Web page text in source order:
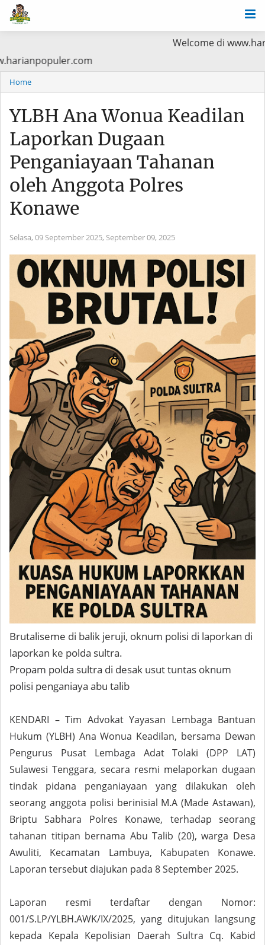
Welcome di
di www.harianpopuler.com
Home
YLBH Ana Wonua Keadilan
Laporkan Dugaan
Penganiayaan Tahanan
oleh Anggota Polres
Konawe
Selasa, 09 September 2025, September 09, 2025
Brutaliseme di balik jeruji, oknum polisi di laporkan di
laporkan ke polda sultra.
Propam polda sultra di desak usut tuntas oknum
polisi penganiaya abu talib
KENDARI – Tim Advokat Yayasan Lembaga Bantuan
Hukum (YLBH) Ana Wonua Keadilan, bersama Dewan
Pengurus Pusat Lembaga Adat Tolaki (DPP LAT)
Sulawesi Tenggara, secara resmi melaporkan dugaan
tindak pidana penganiayaan yang dilakukan oleh
seorang anggota polisi berinisial M.A (Made Astawan),
Briptu Sabhara Polres Konawe, terhadap seorang
tahanan titipan bernama Abu Talib (20), warga Desa
Awuliti, Kecamatan Lambuya, Kabupaten Konawe.
Laporan tersebut diajukan pada 8 September 2025.
Laporan resmi terdaftar dengan Nomor:
001/S.LP/YLBH.AWK/IX/2025, yang ditujukan langsung
kepada Kepala Kepolisian Daerah Sultra Cq. Kabid